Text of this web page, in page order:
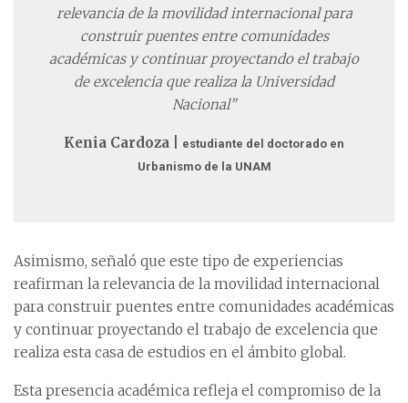
relevancia de la movilidad internacional para
construir puentes entre comunidades
académicas ycontinuar proyectando el trabajo
de excelencia que realiza la Universidad
Nacional”
Kenia Cardoza |
estudiante del doctorado en
Urbanismo de la UNAM
Asimismo, señaló que este tipo de experiencias
reafirman la relevancia de la movilidad internacional
para construir puentes entre comunidades académicas
y continuar proyectando el trabajo de excelencia que
realiza esta casa de estudios en el ámbito global.
Esta presencia académica refleja el compromiso de la